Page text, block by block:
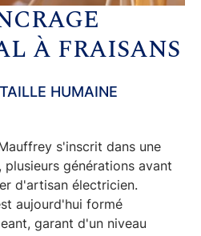
À FRAISANS
HUMAINE
s'inscrit dans une
, plusieurs générations avant
d'artisan électricien.
aujourd'hui formé
garant d'un niveau